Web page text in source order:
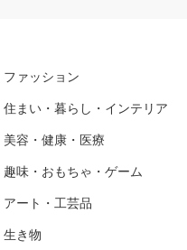
ファッション
住まい・暮らし・インテリア
美容・健康・医療
趣味・おもちゃ・ゲーム
アート・工芸品
生き物